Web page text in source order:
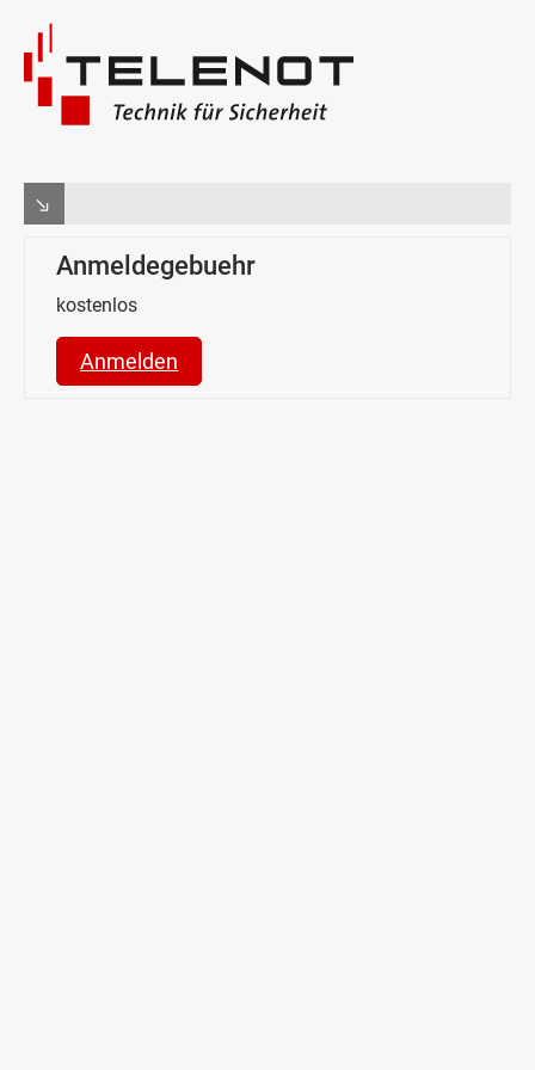
Anmeldegebuehr
kostenlos
Anmelden